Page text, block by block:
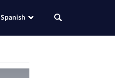
Spanish